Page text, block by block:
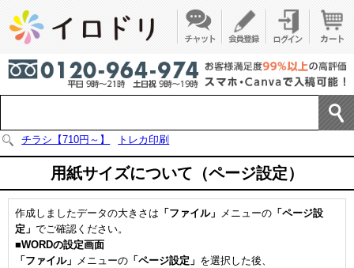
チラシ【710円～】 トレカ印刷
用紙サイズについて（ページ設定）
作成しましたデータの大きさは 「ファイル」 メニューの 「ページ設
定」 でご確認ください。
■WORDの設定画面
「ファイル」 メニューの 「ページ設定」 を選択した後、